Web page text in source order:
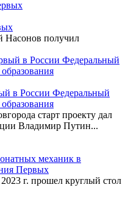
Насонов получил
в России Федеральный
старт проекту дал
Владимир Путин...
механик в
Первых
г. прошел круглый стол